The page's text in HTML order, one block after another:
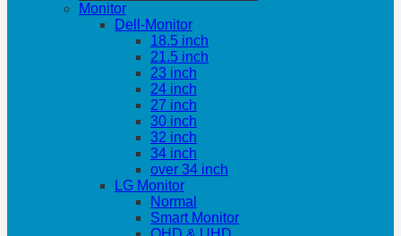
Monitor
Dell-Monitor
18.5 inch
21.5 inch
23 inch
24 inch
27 inch
30 inch
32 inch
34 inch
over 34 inch
LG Monitor
Normal
Smart Monitor